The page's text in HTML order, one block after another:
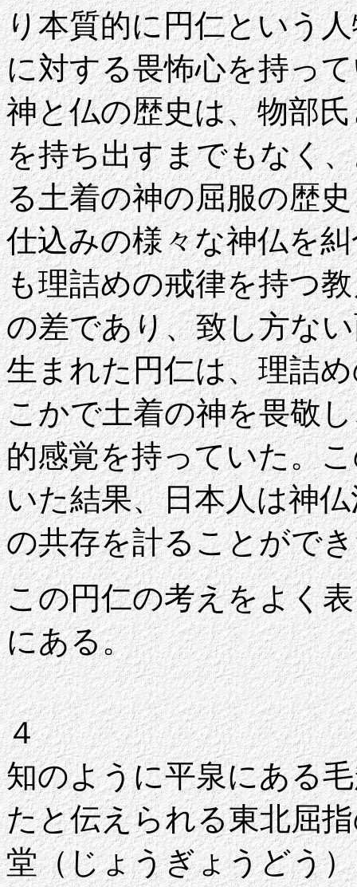
り本質的に円仁という
に対する畏怖心を持っ
神と仏の歴史は、物部
を持ち出すまでもなく
る土着の神の屈服の歴
仕込みの様々な神仏を
も理詰めの戒律を持つ
の差であり、致し方な
生まれた円仁は、理詰
こかで土着の神を畏敬
的感覚を持っていた。
いた結果、日本人は神
の共存を計ることがで
この円仁の考えをよく
にある。
４
知のように平泉にある
たと伝えられる東北屈
堂（じょうぎょうどう